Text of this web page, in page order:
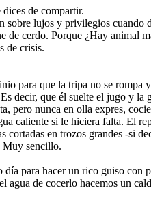
de compartir.
lujos y privilegios cuando
de cerdo. Porque ¿Hay animal
de crisis.
para que la tripa no se rompa
decir, que él suelte el jugo y la
pero nunca en olla expres,
caliente si le hiciera falta. El
cortadas en trozos grandes -si
Muy sencillo.
para hacer un rico guiso con
agua de cocerlo hacemos un